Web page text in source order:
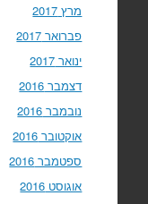
מרץ 2017
פברואר 2017
ינואר 2017
דצמבר 2016
נובמבר 2016
אוקטובר 2016
ספטמבר 2016
אוגוסט 2016